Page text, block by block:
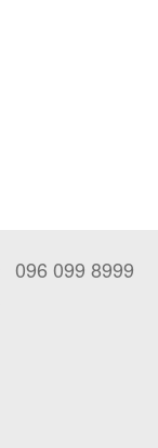
096 099 8999